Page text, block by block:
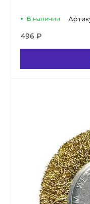
В наличии
496 ₽